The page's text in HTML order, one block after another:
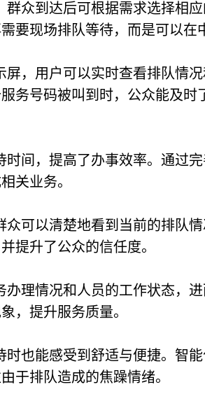
众到达后可根据需求选择相
要现场排队等待，而是可以在
，用户可以实时查看排队情
务号码被叫到时，公众能及时
间，提高了办事效率。通过完
关业务。
可以清楚地看到当前的排队
提升了公众的信任度。
理情况和人员的工作状态，
，提升服务质量。
也能感受到舒适与便捷。智
于排队造成的焦躁情绪。